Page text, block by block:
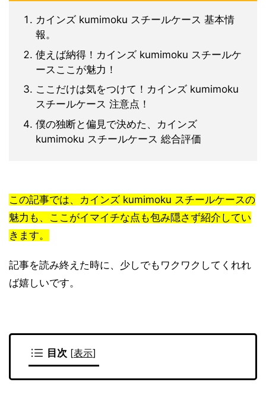
カインズ kumimoku スチールケース 基本情
報。
使えば納得！カインズ kumimoku スチールケ
ースここが魅力！
ここだけは気をつけて！カインズ kumimoku
スチールケース 注意点！
僕の独断と偏見で決めた、カインズ
kumimoku スチールケース 総合評価
この記事では、カインズ kumimoku スチールケースの
魅力も、ここがイマイチな点も包み隠さず紹介してい
きます。
記事を読み終えた時に、少しでもワクワクしてくれれ
ば嬉しいです。
目次 [表示]